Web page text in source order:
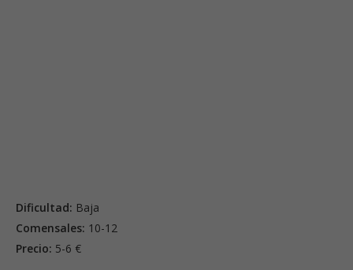
Dificultad: Baja
Comensales: 10-12
Precio: 5-6 €